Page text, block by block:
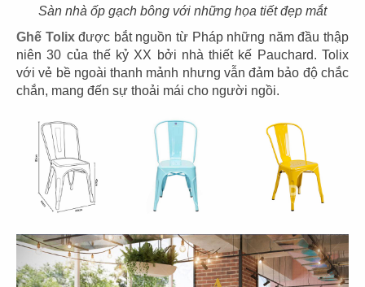
Sàn nhà ốp gạch bông với những họa tiết đẹp mắt
Ghế Tolixđược bắt nguồn từ Pháp những năm đầu thập
niên 30 của thế kỷ XX bởi nhà thiết kế Pauchard. Tolix
với vẻ bề ngoài thanh mảnh nhưng vẫn đảm bảo độ chắc
chắn, mang đến sự thoải mái cho người ngồi.
45
THE COFFEE HOUSE
46
THE COFFEE HOUSE
47
CHUBBY YO
CN Thảo Điền
48
CHUBBY YO
CN Celadon City